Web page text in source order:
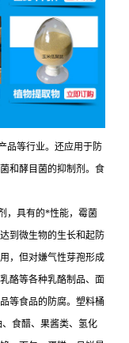
品等行业。还应用于防
和酵目菌的抑制剂。食
，具有的*性能，霉菌
到微生物的生长和起防
，但对嫌气性芽孢形成
酪等各种乳酪制品、面
等食品的防腐。塑料桶
食醋、果酱类、氢化